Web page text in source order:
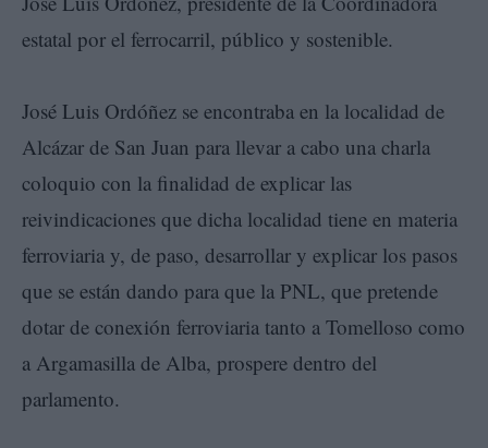
estatal por el ferrocarril, público y sostenible.
José Luis Ordóñez se encontraba en la localidad de
Alcázar de San Juan para llevar a cabo una charla
coloquio con la finalidad de explicar las
reivindicaciones que dicha localidad tiene en materia
ferroviaria y, de paso, desarrollar y explicar los pasos
que se están dando para que la PNL, que pretende
dotar de conexión ferroviaria tanto a Tomelloso como
a Argamasilla de Alba, prospere dentro del
parlamento.